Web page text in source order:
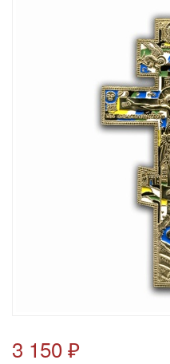
3 150 ₽